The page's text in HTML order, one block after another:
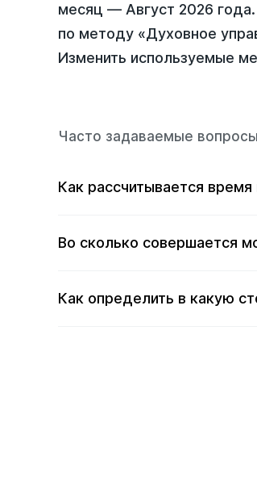
месяц — Август 2026 года
по методу «Духовное
Изменить используемые
Часто задаваемые вопросы
Как рассчитывается время
Во сколько совершается
Как определить в какую